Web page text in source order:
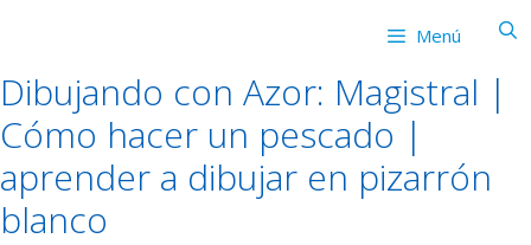
contenido
Menú
Dibujando con Azor: Magistral |
Cómo hacer un pescado |
aprender a dibujar en pizarrón
blanco